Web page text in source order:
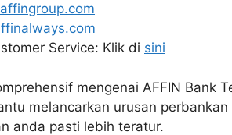
affingroup.com
Service: Klik di sini
mengenai AFFIN Bank
melancarkan urusan
anda pasti lebih teratur.